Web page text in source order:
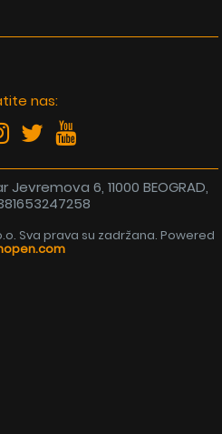
nas:
6, 11000 BEOGRAD,
Sva prava su zadržana. Powered